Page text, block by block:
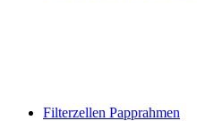
Filterzellen Papprahmen